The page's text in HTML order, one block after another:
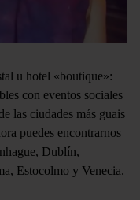
u hotel «boutique»:
con eventos sociales
las ciudades más guais
puedes encontrarnos
Dublín,
Estocolmo y Venecia.